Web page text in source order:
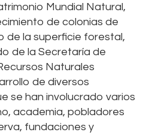
Mundial Natural,
de colonias de
de la superficie forestal,
de la Secretaría de
Naturales
de diversos
se han involucrado varios
academia, pobladores
fundaciones y